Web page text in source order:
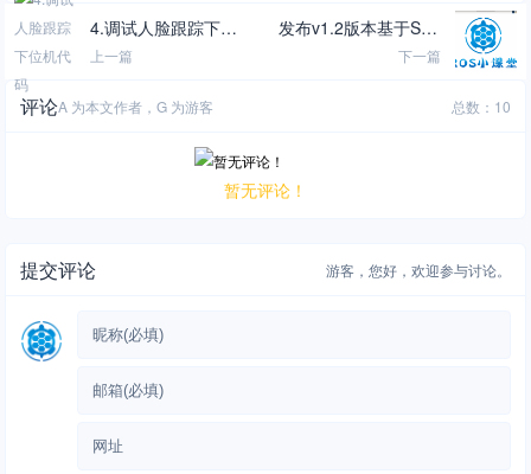
4.调试人脸跟踪下位
机代码
上一篇
发布v1.2版本基于Stre
tch的ROS Kinetic完整
下一篇
评论A 为本文作者，G 为游客 总数：10
暂无评论！
提交评论 游客， 您好，欢迎参与讨论。